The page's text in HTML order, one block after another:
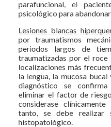
parafuncional, el
psicológico para abandonar
Lesiones blancas
por traumatismos
periodos largos de
traumatizadas por el roce
localizaciones más
la lengua, la mucosa bucal
diagnóstico se
eliminar el factor de
considerase
tanto, se debe realizar
histopatológico.